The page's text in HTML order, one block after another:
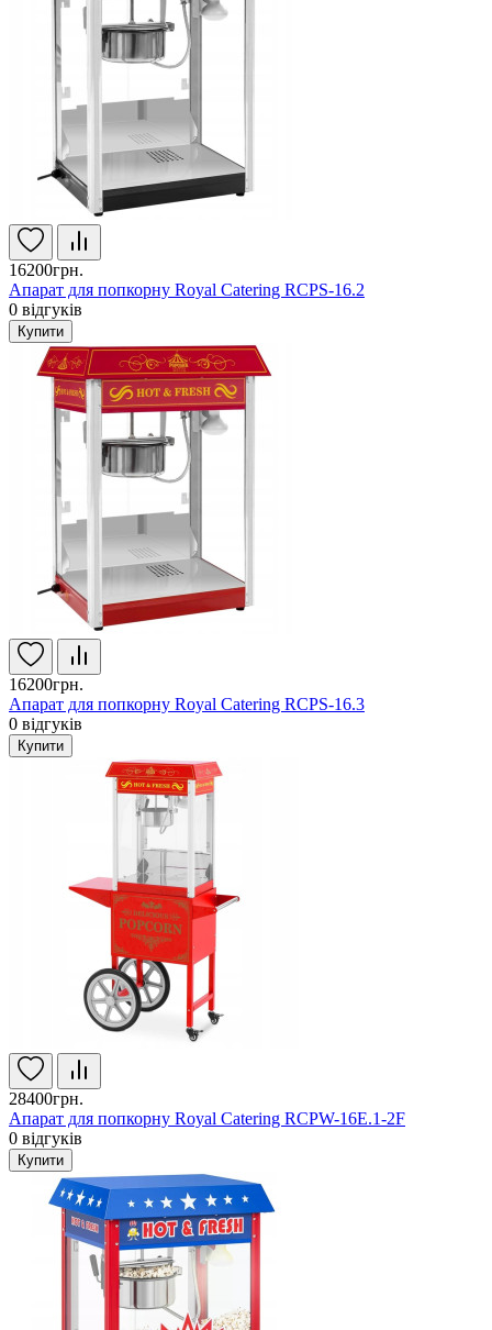
16200грн.
Апарат для попкорну Royal Catering RCPS-16.2
0 відгуків
Купити
16200грн.
Апарат для попкорну Royal Catering RCPS-16.3
0 відгуків
Купити
28400грн.
Апарат для попкорну Royal Catering RCPW-16E.1-2F
0 відгуків
Купити